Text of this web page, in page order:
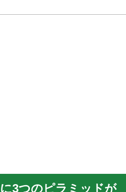
3つのピラミッドが